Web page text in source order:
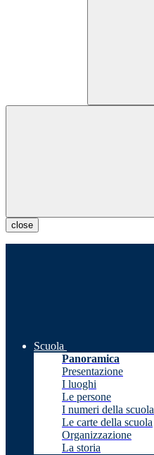
close
Scuola
Panoramica
Presentazione
I luoghi
Le persone
I numeri della scuola
Le carte della scuola
Organizzazione
La storia